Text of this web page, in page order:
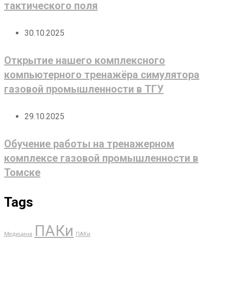
тактического поля
30.10.2025
Открытие нашего комплексного
компьютерного тренажёра симулятора
газовой промышленности в ТГУ
29.10.2025
Обучение работы на тренажерном
комплексе газовой промышленности в
Томске
Tags
Медицина ПАКи ПАКи